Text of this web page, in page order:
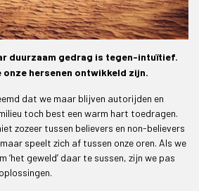
duurzaam gedrag is tegen-intuïtief.
hersenen ontwikkeld zijn.
dat we maar blijven autorijden en
toch best een warm hart toedragen.
zozeer tussen believers en non-believers
speelt zich af tussen onze oren. Als we
‘het geweld’ daar te sussen, zijn we pas